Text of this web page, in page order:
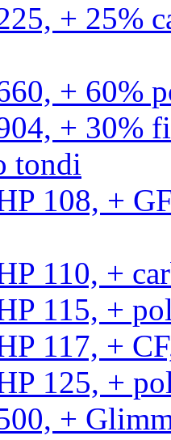
+ 25%
+ 60%
+ 30%
tondi
108, +
110, +
115, +
117, +
125, +
+